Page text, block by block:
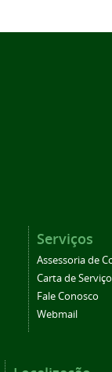
Serviços
Assessoria de
Carta de
Fale Conosco
Webmail